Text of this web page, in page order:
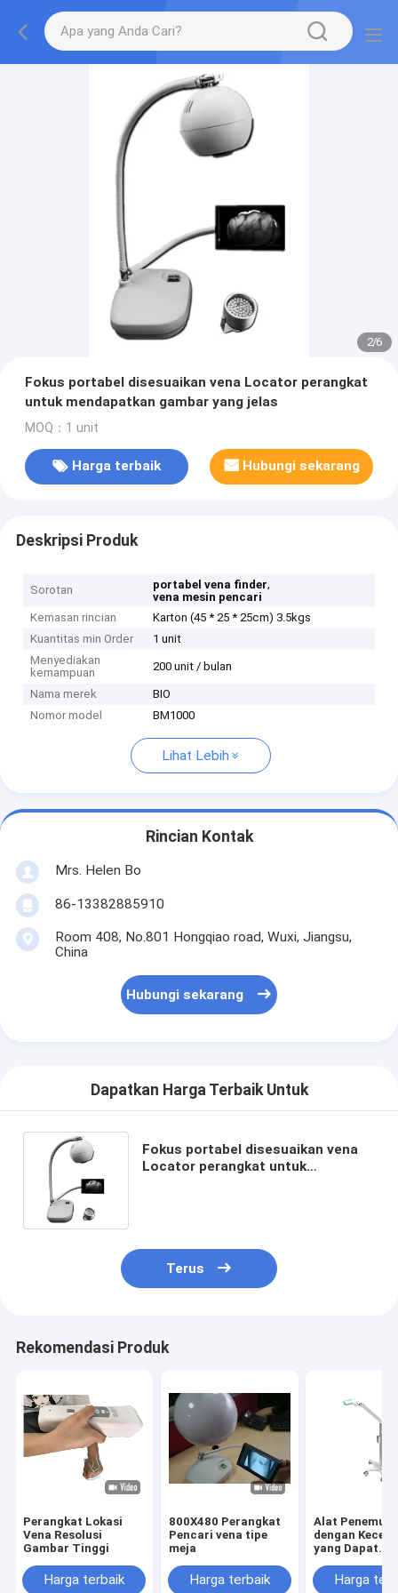
2/6
Fokus portabel disesuaikan vena Locator perangkat
untuk mendapatkan gambar yang jelas
MOQ：1 unit
Harga terbaik Hubungi sekarang
Deskripsi Produk
Sorotan portabel vena finder,
vena mesin pencari
Kemasan rincian
Karton (45 * 25 * 25cm) 3.5kgs
Kuantitas min Order
1 unit
Menyediakan
kemampuan
200 unit / bulan
Nama merek
BIO
Nomor model
BM1000
Lihat Lebih
Rincian Kontak
Mrs. Helen Bo
86-13382885910
Room 408, No.801 Hongqiao road, Wuxi, Jiangsu,
China
Hubungi sekarang
Dapatkan Harga Terbaik Untuk
Fokus portabel disesuaikan vena
Locator perangkat untuk
Terus
Rekomendasi Produk
Perangkat Lokasi
Vena Resolusi
Gambar Tinggi
Harga terbaik
800X480 Perangkat
Pencari vena tipe
meja
Harga terbaik
Alat Penemu
dengan
yang Dapat
Harga